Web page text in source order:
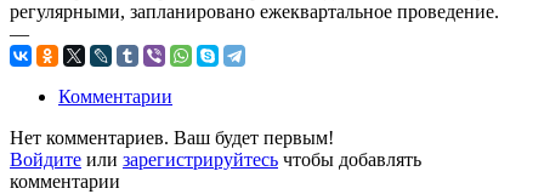
регулярными, запланировано ежеквартальное проведение.
—
Комментарии
Нет комментариев. Ваш будет первым!
Войдите или зарегистрируйтесь чтобы добавлять
комментарии